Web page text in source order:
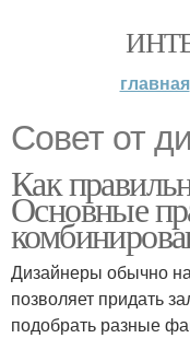
главная
Совет от
Как
Основные
Дизайнеры обычно
позволяет придать
подобрать разные